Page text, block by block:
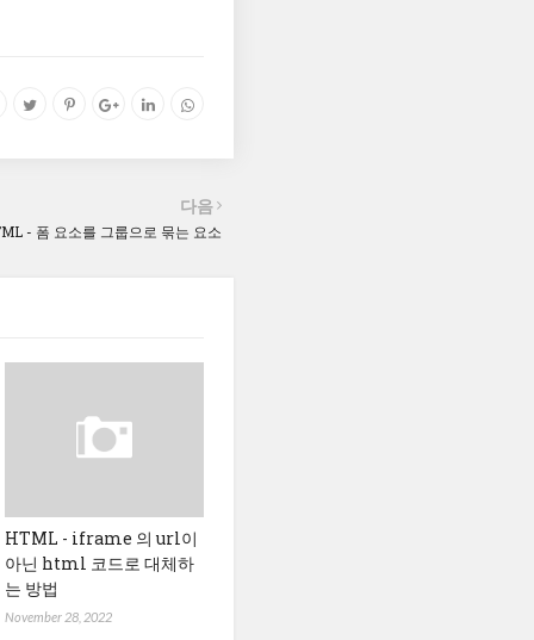
다음
- 폼 요소를 그룹으로 묶는 요소
HTML - iframe 의 url이
아닌 html 코드로 대체하
는 방법
November 28, 2022